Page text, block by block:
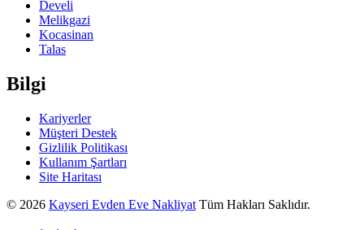
Develi
Melikgazi
Kocasinan
Talas
Bilgi
Kariyerler
Müşteri Destek
Gizlilik Politikası
Kullanım Şartları
Site Haritası
© 2026 Kayseri Evden Eve Nakliyat Tüm Hakları Saklıdır.